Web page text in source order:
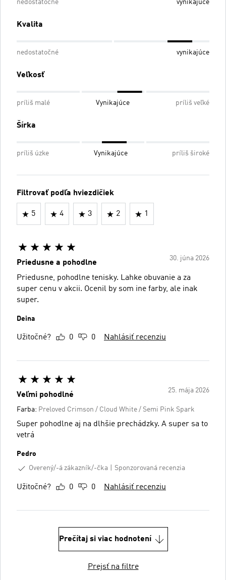
nedostatočné vynikajúce
Kvalita
nedostatočné vynikajúce
Veľkosť
príliš malé Vynikajúce príliš veľké
Šírka
príliš úzke Vynikajúce príliš široké
Filtrovať podľa hviezdičiek
5 4 3 2 1
30. júna 2026
Priedusne a pohodlne
Priedusne, pohodlne tenisky. Lahke obuvanie a za
super cenu v akcii. Ocenil by som ine farby, ale inak
super.
Deina
Užitočné? 0 0 Nahlásiť recenziu
25. mája 2026
Veľmi pohodlné
Farba: Preloved Crimson / Cloud White / Semi Pink Spark
Super pohodlne aj na dlhšie prechádzky. A super sa to
vetrá
Pedro
Overený/-á zákazník/-čka
Sponzorovaná recenzia
Užitočné? 0 0 Nahlásiť recenziu
Prečítaj si viac hodnotení
Prejsť na filtre